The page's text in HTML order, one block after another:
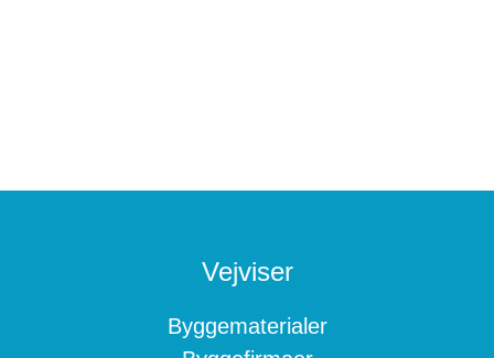
Vejviser
Byggematerialer